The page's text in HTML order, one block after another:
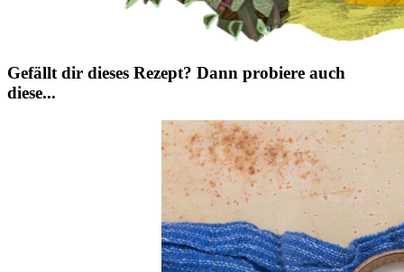
Gefällt dir dieses Rezept? Dann probiere auch
diese...